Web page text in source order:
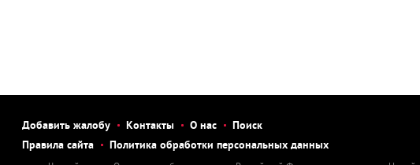
Добавить жалобу Контакты О нас
Поиск
Правила сайта
Политика обработки персональных данных